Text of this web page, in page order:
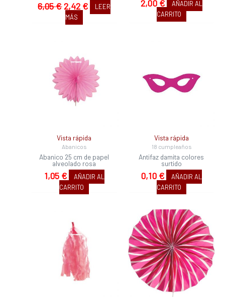
6,05€2,42 €
LEER
MÁS
2,00 €
AÑADIR AL
CARRITO
Vista rápida
Abanicos
Abanico 25 cm de papel
alveolado rosa
1,05 €
AÑADIR AL
CARRITO
Vista rápida
18 cumpleaños
Antifaz damita colores
surtido
0,10 €
AÑADIR AL
CARRITO